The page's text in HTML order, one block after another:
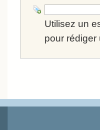
Utilisez un
pour rédiger